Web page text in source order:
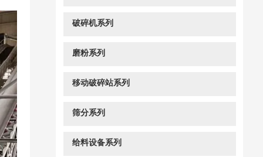
破碎机系列
磨粉系列
移动破碎站系列
筛分系列
给料设备系列